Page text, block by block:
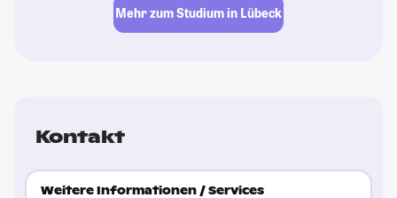
Mehr zum Studium in Lübeck
Kontakt
Weitere Informationen / Services